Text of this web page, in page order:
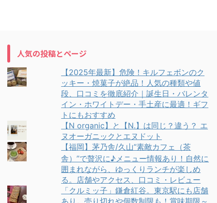
人気の投稿とページ
【2025年最新】危険！キルフェボンのク
ッキー・焼菓子が絶品！人気の種類や値
段、口コミを徹底紹介｜誕生日・バレンタ
イン・ホワイトデー・手土産に最適！ギフ
トにもおすすめ
【N organic】と【N.】は同じ？違う？ エ
ヌオーガニックとエヌドット
【福岡】茅乃舎/久山”素敵カフェ（茶
舎）”で贅沢に♪メニュー情報あり！自然に
囲まれながら、ゆっくりランチが楽しめ
る。店舗やアクセス、口コミ・レビュー
「クルミッ子」鎌倉紅谷。東京駅にも店舗
あり。売り切れや個数制限も！賞味期限～